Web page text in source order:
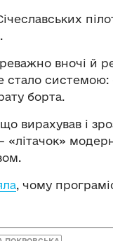
вночі й
стало системою:
борта.
вирахував і
«літачок»
, чому